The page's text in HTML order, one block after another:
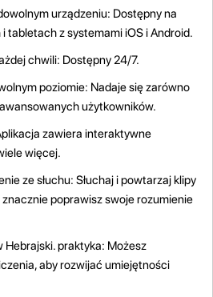
urządzeniu: Dostępny na
tabletach z systemami iOS i Android.
chwili: Dostępny 24/7.
poziomie: Nadaje się zarówno
użytkowników.
zawiera interaktywne
więcej.
ze słuchu: Słuchaj i powtarzaj klipy
poprawisz swoje rozumienie
praktyka: Możesz
aby rozwijać umiejętności